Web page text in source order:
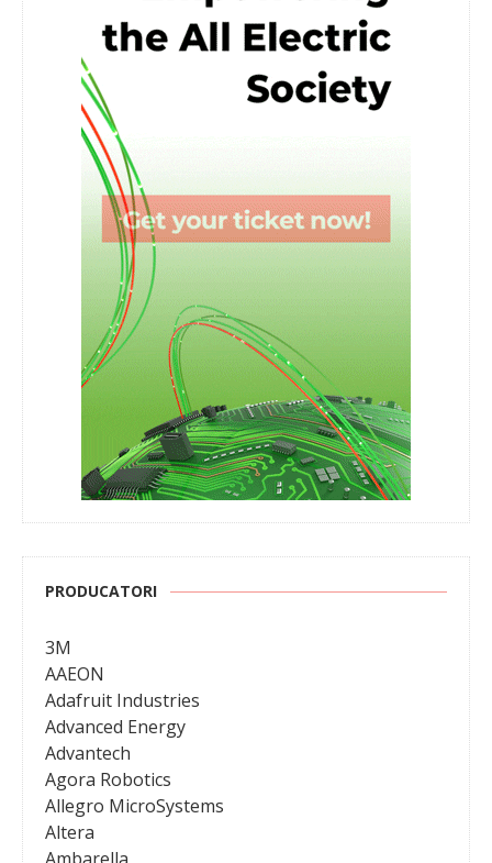
PRODUCATORI
3M
AAEON
Adafruit Industries
Advanced Energy
Advantech
Agora Robotics
Allegro MicroSystems
Altera